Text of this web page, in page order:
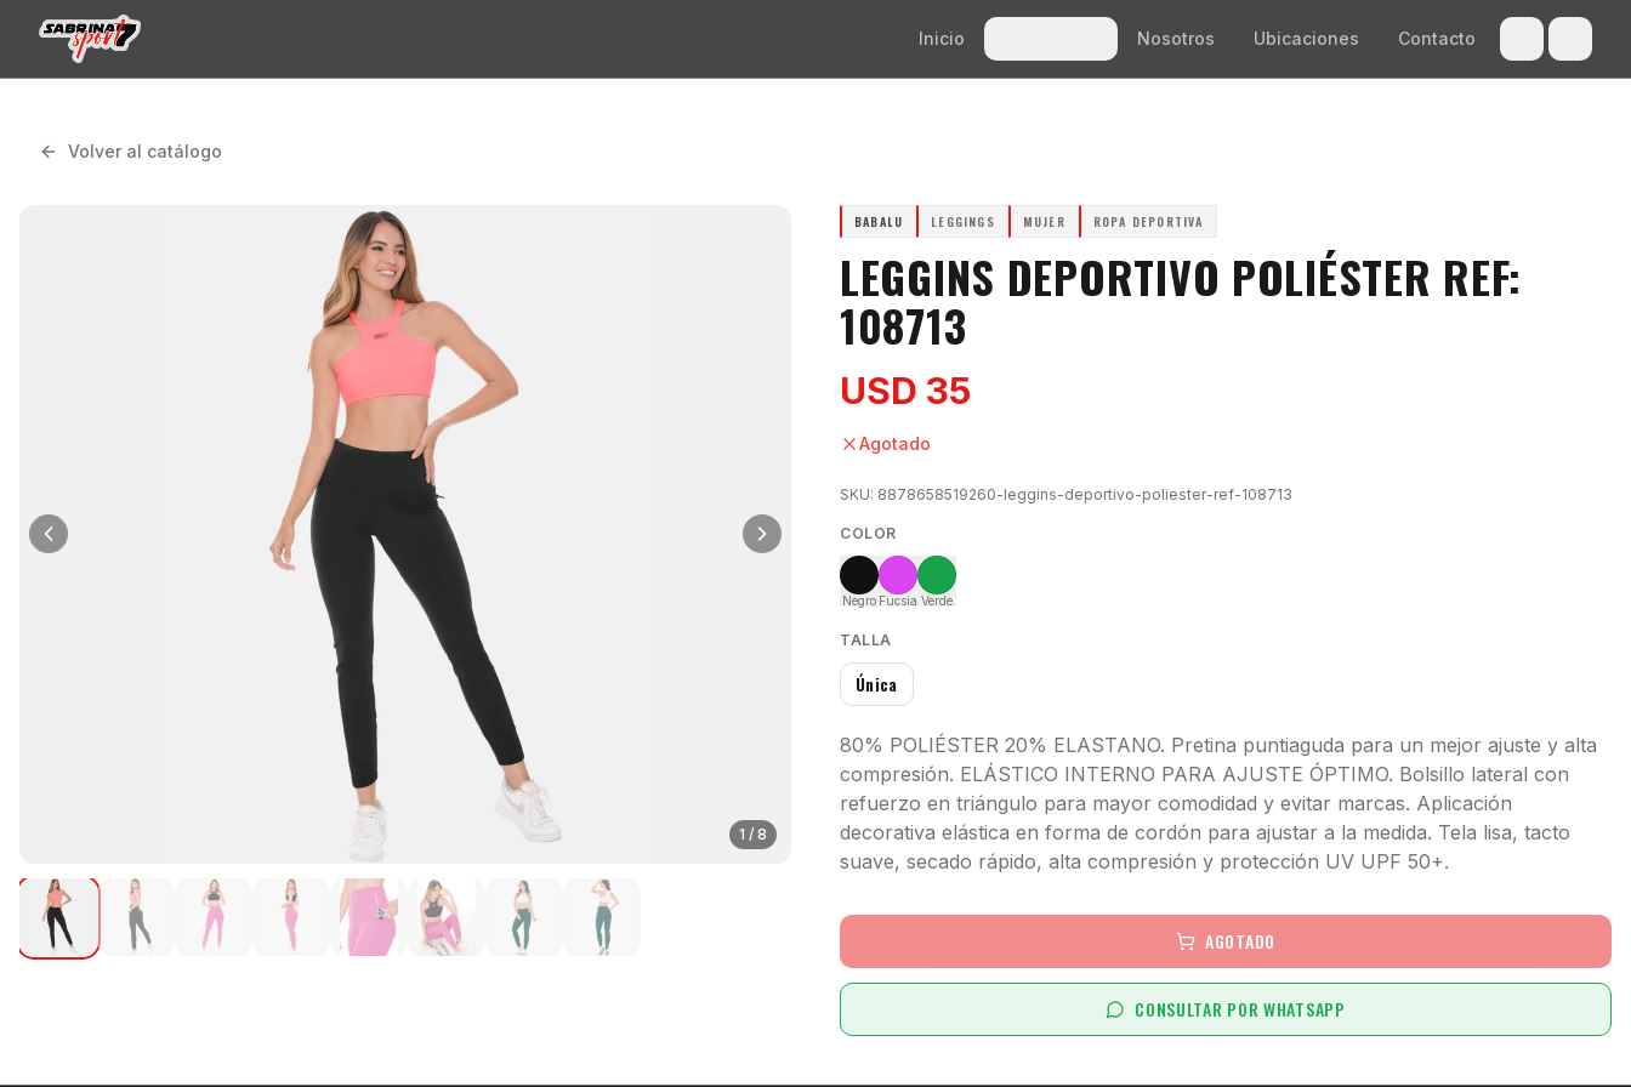
Inicio Nosotros Ubicaciones Contacto
Volver al catálogo
1 / 8
BABALU LEGGINGS MUJER ROPA DEPORTIVA
LEGGINS DEPORTIVO POLIÉSTER REF:
108713
USD 35
Agotado
SKU: 8878658519260-leggins-deportivo-poliester-ref-108713
COLOR
Negro Fucsia Verde
TALLA
Única
80% POLIÉSTER 20% ELASTANO. Pretina puntiaguda para un mejor ajuste y alta
compresión. ELÁSTICO INTERNO PARA AJUSTE ÓPTIMO. Bolsillo lateral con
refuerzo en triángulo para mayor comodidad y evitar marcas. Aplicación
decorativa elástica en forma de cordón para ajustar a la medida. Tela lisa, tacto
suave, secado rápido, alta compresión y protección UV UPF 50+.
AGOTADO
CONSULTAR POR WHATSAPP